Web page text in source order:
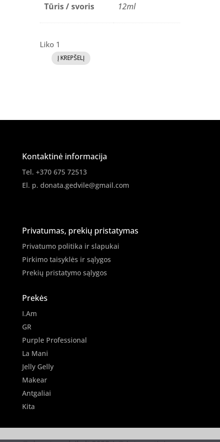
Tūris / svoris 12ml
Liko 1
produkto
top
12ml
Į KREPŠELĮ
Kontaktinė informacija
Tel. +370 675 72513
El. p. donata.gedvile@gmail.com
Privatumas, prekių pristatymas
Privatumo politika ir slapukai
Pirkimo taisyklės ir sąlygos
Prekių pristatymo sąlygos
Prekės
I.Am
GR
Purple Professional
La Mani
Jelly Gelly
Makear
Antgaliai
Kita